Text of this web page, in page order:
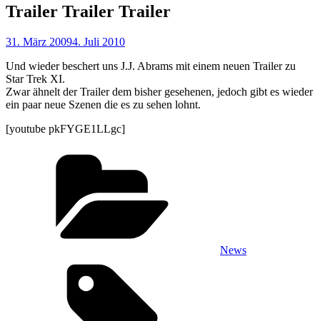
Trailer Trailer Trailer
31. März 20094. Juli 2010
Und wieder beschert uns J.J. Abrams mit einem neuen Trailer zu
Star Trek XI.
Zwar ähnelt der Trailer dem bisher gesehenen, jedoch gibt es wieder
ein paar neue Szenen die es zu sehen lohnt.
[youtube pkFYGE1LLgc]
News